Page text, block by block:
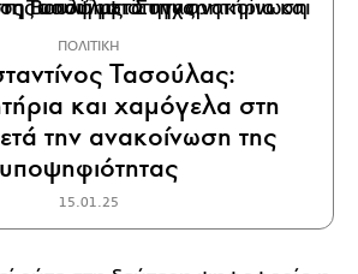
ΠΟΛΙΤΙΚΗ
Τασούλας:
και χαμόγελα στη
την ανακοίνωση της
υποψηφιότητας
15.01.25